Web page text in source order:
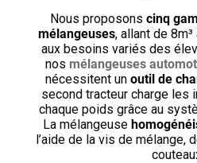
Nous proposons cinq
mélangeuses, allant de
aux besoins variés des
nos mélangeuses
nécessitent un outil de
second tracteur charge les
chaque poids grâce au
La mélangeuse
l’aide de la vis de mélange,